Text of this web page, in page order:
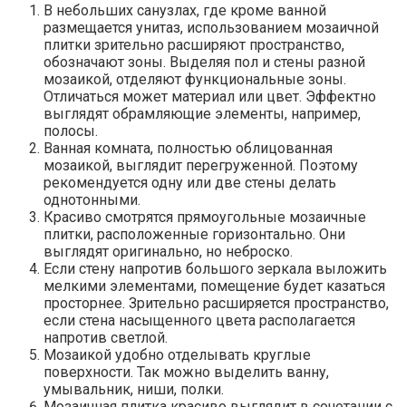
В небольших санузлах, где кроме ванной
размещается унитаз, использованием мозаичной
плитки зрительно расширяют пространство,
обозначают зоны. Выделяя пол и стены разной
мозаикой, отделяют функциональные зоны.
Отличаться может материал или цвет. Эффектно
выглядят обрамляющие элементы, например,
полосы.
Ванная комната, полностью облицованная
мозаикой, выглядит перегруженной. Поэтому
рекомендуется одну или две стены делать
однотонными.
Красиво смотрятся прямоугольные мозаичные
плитки, расположенные горизонтально. Они
выглядят оригинально, но неброско.
Если стену напротив большого зеркала выложить
мелкими элементами, помещение будет казаться
просторнее. Зрительно расширяется пространство,
если стена насыщенного цвета располагается
напротив светлой.
Мозаикой удобно отделывать круглые
поверхности. Так можно выделить ванну,
умывальник, ниши, полки.